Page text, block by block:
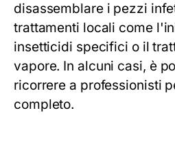
disassemblare i pezzi
trattamenti locali come
insetticidi specifici o il
vapore. In alcuni casi, è
ricorrere a professionisti
completo.